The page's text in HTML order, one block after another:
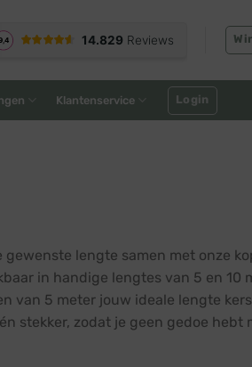
Klantenservice Login
lengte samen met onze
in handige lengtes van 5 en 10
van 5 meter jouw ideale lengte
stekker, zodat je geen gedoe hebt